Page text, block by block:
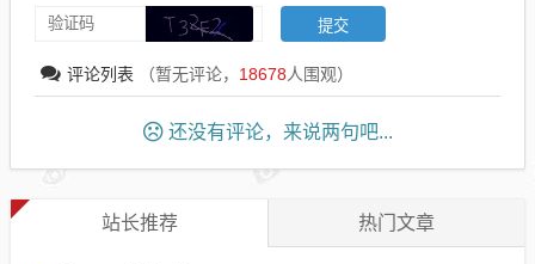
评论列表 （暂无评论， 18678人围观）
还没有评论，来说两句吧...
站长推荐 热门文章